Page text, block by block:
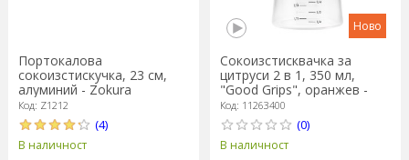
Портокалова
сокоизстискучка, 23 см,
алуминий - Zokura
Код: Z1212
(4)
В наличност
Ново
Сокоизстисквачка за
цитруси 2 в 1, 350 мл,
"Good Grips", оранжев -
OXO
Код: 11263400
(0)
В наличност